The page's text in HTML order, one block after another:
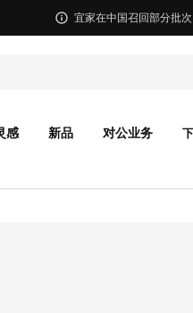
宜家在中国召回部分批
感 新品 对公业务